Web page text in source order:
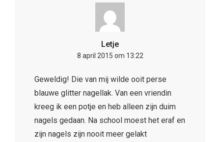
Letje
8 april 2015 om 13:22
Geweldig! Die van mij wilde ooit perse
blauwe glitter nagellak. Van een vriendin
kreeg ik een potje en heb alleen zijn duim
nagels gedaan. Na school moest het eraf en
zijn nagels zijn nooit meer gelakt